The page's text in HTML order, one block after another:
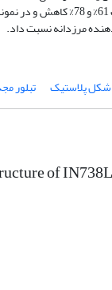
مرزدانه نسبت داد.
شکل پلاستیک تبلور
of